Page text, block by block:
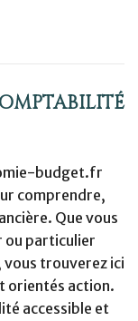
budget.fr
comprendre,
Que vous
ou particulier
vous trouverez ici
orientés action.
accessible et